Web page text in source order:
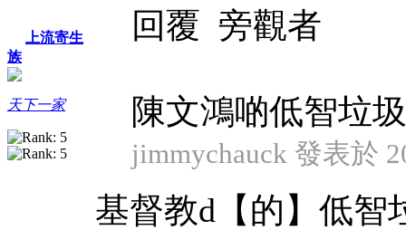
上流寄生
族
天下一家
回覆 旁觀者
陳文鴻啲低智垃
jimmychauck 發表於
基督教d【的】低智